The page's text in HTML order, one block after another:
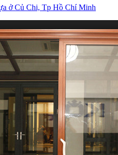
ở Củ Chi, Tp Hồ Chí Minh